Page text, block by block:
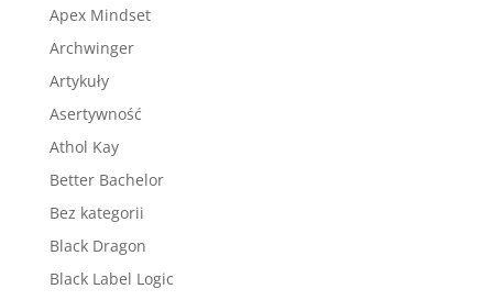
Apex Mindset
Archwinger
Artykuły
Asertywność
Athol Kay
Better Bachelor
Bez kategorii
Black Dragon
Black Label Logic